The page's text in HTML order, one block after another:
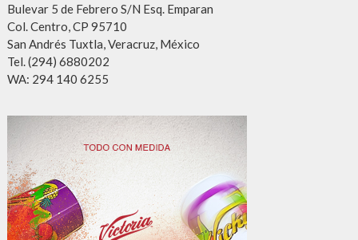
Bulevar 5 de Febrero S/N Esq. Emparan
Col. Centro, CP 95710
San Andrés Tuxtla, Veracruz, México
Tel. (294) 6880202
WA: 294 140 6255